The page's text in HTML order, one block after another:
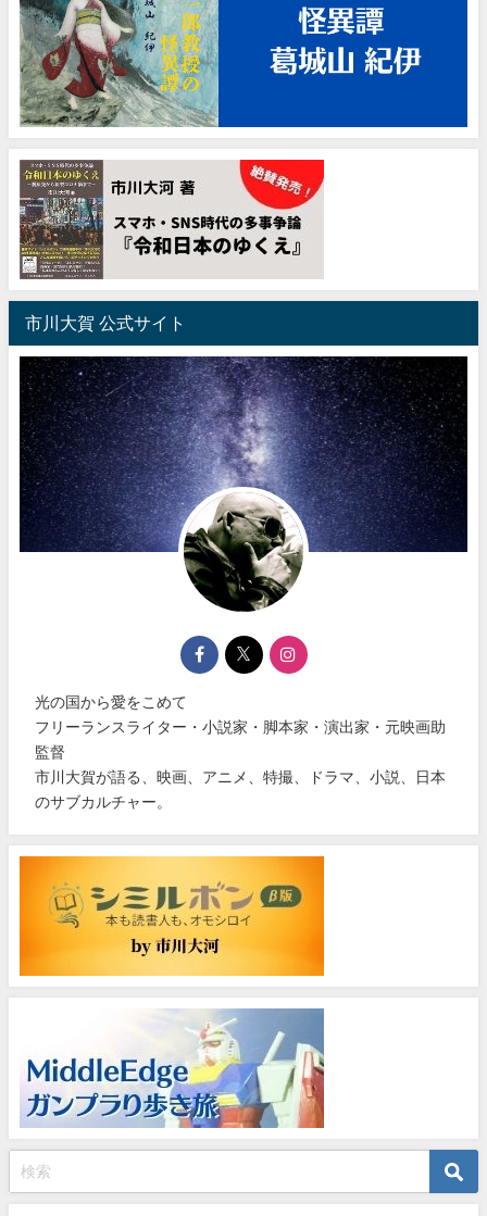
市川大賀 公式サイト
光の国から愛をこめて
フリーランスライター・小説家・脚本家・演出家・元映画助
監督
市川大賀が語る、映画、アニメ、特撮、ドラマ、小説、日本
のサブカルチャー。